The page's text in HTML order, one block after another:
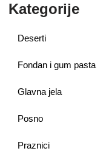
Kategorije
Deserti
Fondan i gum pasta
Glavna jela
Posno
Praznici